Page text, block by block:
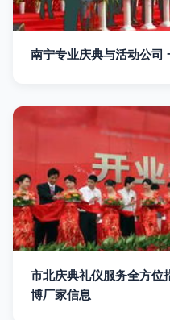
南宁专业庆典与活动公司
市北庆典礼仪服务全方位
博厂家信息